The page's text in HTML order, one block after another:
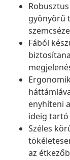
gyönyörű
Fából
enyhíteni
ideig tartó
Széles
az